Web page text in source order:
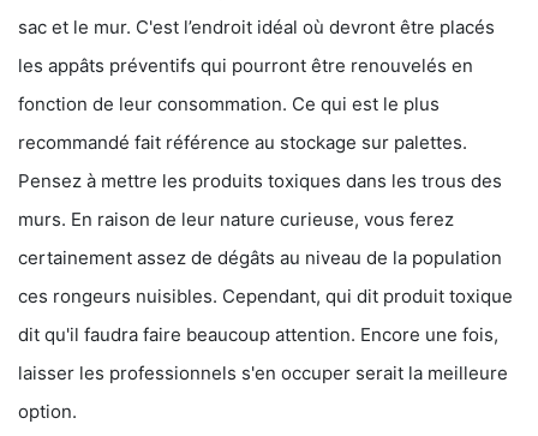
sac et le mur. C'est l’endroit idéal où devront être placés
les appâts préventifs qui pourront être renouvelés en
fonction de leur consommation. Ce qui est le plus
recommandé fait référence au stockage sur palettes.
Pensez à mettre les produits toxiques dans les trous des
murs. En raison de leur nature curieuse, vous ferez
certainement assez de dégâts au niveau de la population
ces rongeurs nuisibles. Cependant, qui dit produit toxique
dit qu'il faudra faire beaucoup attention. Encore une fois,
laisser les professionnels s'en occuper serait la meilleure
option.